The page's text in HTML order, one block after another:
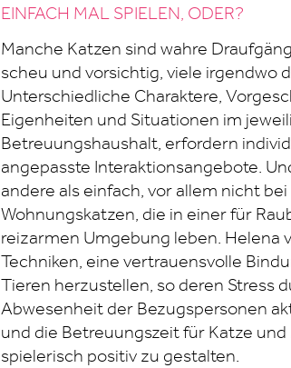
EINFACH MAL SPIELEN, ODER?
Manche Katzen sind wahre
scheu und vorsichtig, viele irgendwo
Unterschiedliche Charaktere,
Eigenheiten und Situationen im
Betreuungshaushalt, erfordern
angepasste Interaktionsangebote.
andere als einfach, vor allem nicht
Wohnungskatzen, die in einer für
reizarmen Umgebung leben. Helena
Techniken, eine vertrauensvolle
Tieren herzustellen, so deren Stress
Abwesenheit der Bezugspersonen
und die Betreuungszeit für Katze und
spielerisch positiv zu gestalten.